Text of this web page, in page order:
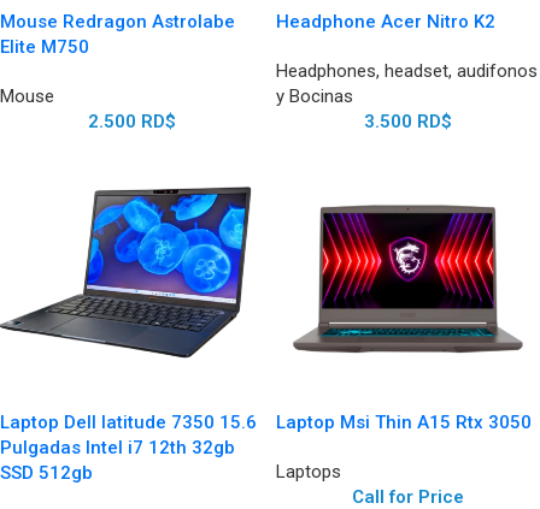
Mouse Redragon Astrolabe
Elite M750
Mouse
2.500 RD$
Headphone Acer Nitro K2
Headphones, headset, audifonos
y Bocinas
3.500 RD$
Laptop Dell latitude 7350 15.6
Pulgadas Intel i7 12th 32gb
SSD 512gb
Laptop Msi Thin A15 Rtx 3050
Laptops
Call for Price